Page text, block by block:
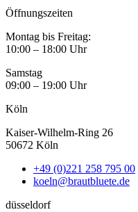
Öffnungszeiten
Montag bis Freitag:
10:00 – 18:00 Uhr
Samstag
09:00 – 19:00 Uhr
Köln
Kaiser-Wilhelm-Ring 26
50672 Köln
+49 (0)221 258 795 00
koeln@brautbluete.de
düsseldorf